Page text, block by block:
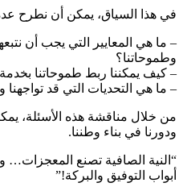
في هذا السياق، يمكن أن نطرح
– ما هي المعايير التي يجب أن
وطموحاتنا؟
– كيف يمكننا ربط طموحاتنا
– ما هي التحديات التي قد تواجهنا
من خلال مناقشة هذه الأسئلة،
ودورنا في بناء وطننا.
“النية الصافية تصنع المعجزات…
أبواب التوفيق والبركة!”